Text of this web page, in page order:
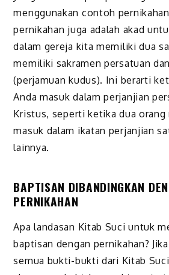
menggunakan contoh
pernikahan juga adalah akad
dalam gereja kita memiliki dua
memiliki sakramen persatuan
(perjamuan kudus). Ini berarti
Anda masuk dalam perjanjian
Kristus, seperti ketika dua orang
masuk dalam ikatan perjanjian
lainnya.
BAPTISAN DIBANDINGKAN
PERNIKAHAN
Apa landasan Kitab Suci untuk
baptisan dengan pernikahan?
semua bukti-bukti dari Kitab